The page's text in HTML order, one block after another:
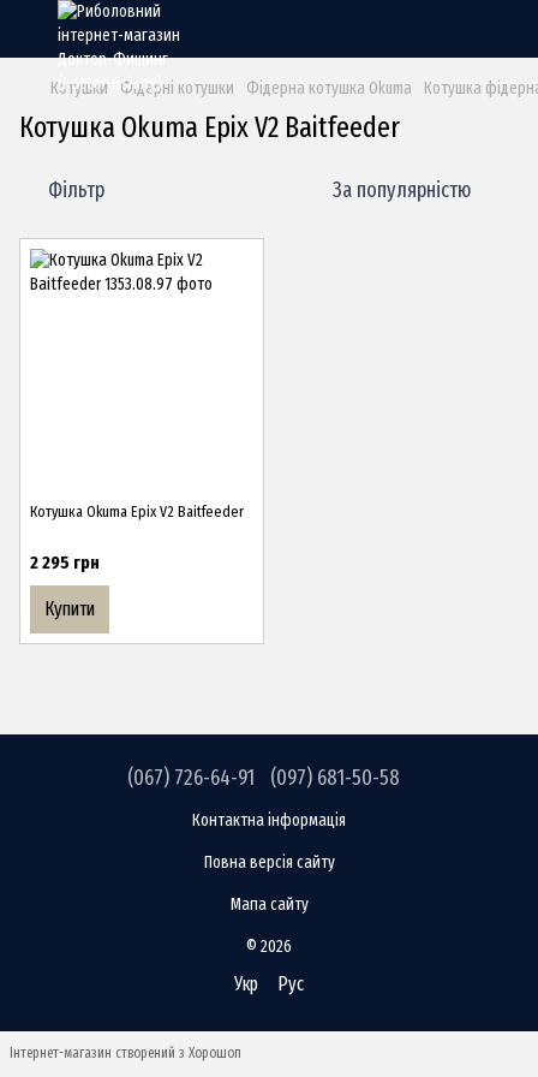
Котушки Фідерні котушки Фідерна котушка Okuma Котушка
Котушка Okuma Epix V2 Baitfeeder
Фільтр За популярністю
Котушка Okuma Epix V2 Baitfeeder
2 295 грн
Купити
(067) 726-64-91 (097) 681-50-58
Контактна інформація
Повна версія сайту
Мапа сайту
© 2026
Укр Рус
Інтернет-магазин створений з Хорошоп